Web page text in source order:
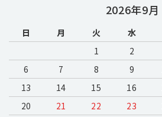
2026年9月
日 月 火 水
1
2
6
7 8 9
13
14 15 16
20
21 22 23